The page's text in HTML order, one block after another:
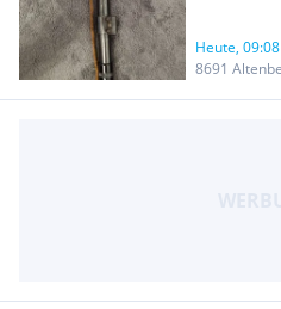
Heute,
8691